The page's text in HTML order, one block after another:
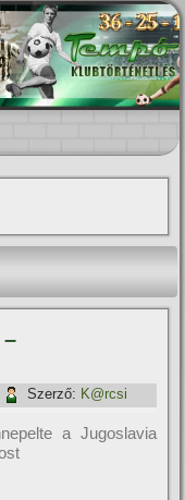
Szerző: K@rcsi
a Jugoslavia